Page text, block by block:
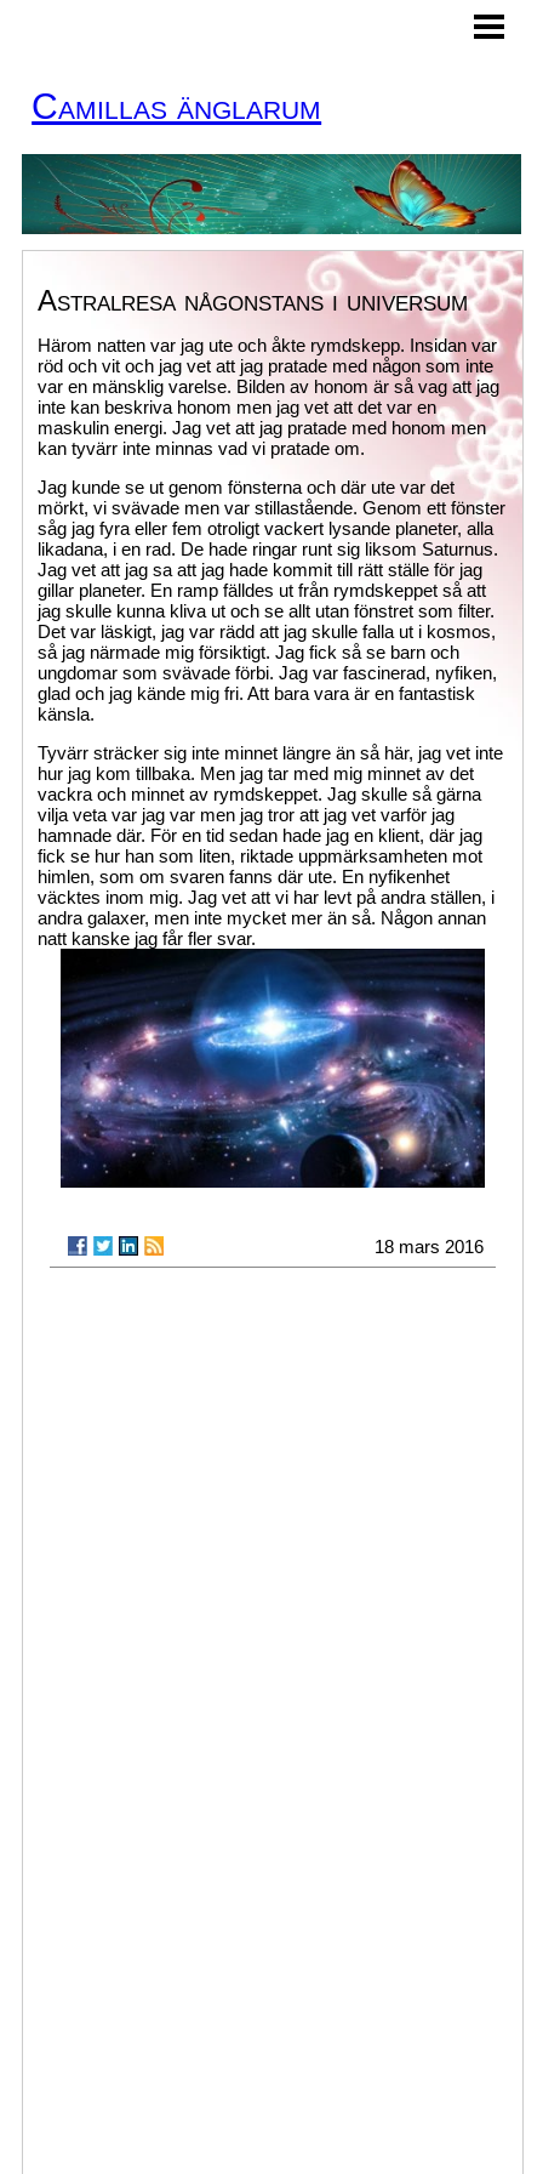
BOKA TID
KURSER
KONTAKT
Camillas änglarum
Astralresa någonstans i universum
Härom natten var jag ute och åkte rymdskepp. Insidan var
röd och vit och jag vet att jag pratade med någon som inte
var en mänsklig varelse. Bilden av honom är så vag att jag
inte kan beskriva honom men jag vet att det var en
maskulin energi. Jag vet att jag pratade med honom men
kan tyvärr inte minnas vad vi pratade om.
Jag kunde se ut genom fönsterna och där ute var det
mörkt, vi svävade men var stillastående. Genom ett fönster
såg jag fyra eller fem otroligt vackert lysande planeter, alla
likadana, i en rad. De hade ringar runt sig liksom Saturnus.
Jag vet att jag sa att jag hade kommit till rätt ställe för jag
gillar planeter. En ramp fälldes ut från rymdskeppet så att
jag skulle kunna kliva ut och se allt utan fönstret som filter.
Det var läskigt, jag var rädd att jag skulle falla ut i kosmos,
så jag närmade mig försiktigt. Jag fick så se barn och
ungdomar som svävade förbi. Jag var fascinerad, nyfiken,
glad och jag kände mig fri. Att bara vara är en fantastisk
känsla.
Tyvärr sträcker sig inte minnet längre än så här, jag vet inte
hur jag kom tillbaka. Men jag tar med mig minnet av det
vackra och minnet av rymdskeppet. Jag skulle så gärna
vilja veta var jag var men jag tror att jag vet varför jag
hamnade där. För en tid sedan hade jag en klient, där jag
fick se hur han som liten, riktade uppmärksamheten mot
himlen, som om svaren fanns där ute. En nyfikenhet
väcktes inom mig. Jag vet att vi har levt på andra ställen, i
andra galaxer, men inte mycket mer än så. Någon annan
natt kanske jag får fler svar.
18 mars 2016